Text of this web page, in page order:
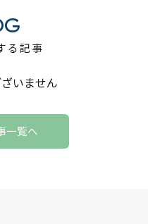
る記事
いません
一覧へ